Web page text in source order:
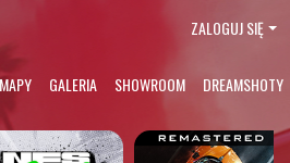
MAPY GALERIA SHOWROOM DREAMSHOTY
ZALOGUJ SIĘ